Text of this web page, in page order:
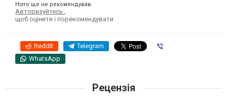
Ніхто ще не рекомендував
Авторизуйтесь
щоб оцінити і порекомендувати
Reddit Telegram
WhatsApp
Рецензія